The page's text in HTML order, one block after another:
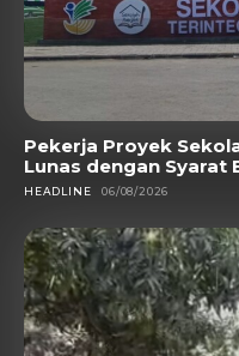
Pekerja Proyek
Lunas dengan Syarat
HEADLINE 06/08/2026